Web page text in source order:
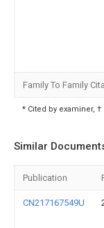
Family To Family
* Cited by examiner,
Similar
Publication
CN217167549U